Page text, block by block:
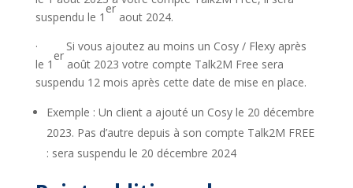
suspendu le 1
er
aout 2024.
· Si vous ajoutez au moins un Cosy / Flexy après
le 1
er
août 2023 votre compte Talk2M Free sera
suspendu 12 mois après cette date de mise en place.
Exemple : Un client a ajouté un Cosy le 20 décembre
2023. Pas d’autre depuis à son compte Talk2M FREE
: sera suspendu le 20 décembre 2024